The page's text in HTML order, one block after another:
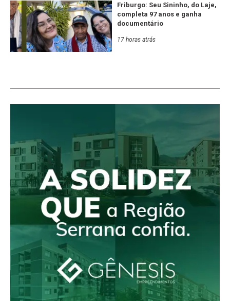
Friburgo: Seu Sininho, do Laje,
completa 97 anos e ganha
documentário
17 horas atrás